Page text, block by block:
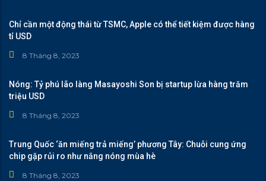
Chỉ cần một động thái từ TSMC, Apple có thể tiết kiệm được hàng
tỉ USD
8 Tháng 8, 2023
Nóng: Tỷ phú lão làng Masayoshi Son bị startup lừa hàng trăm
triệu USD
8 Tháng 8, 2023
Trung Quốc ‘ăn miếng trả miếng’ phương Tây: Chuỗi cung ứng
chip gặp rủi ro như nắng nóng mùa hè
8 Tháng 8, 2023